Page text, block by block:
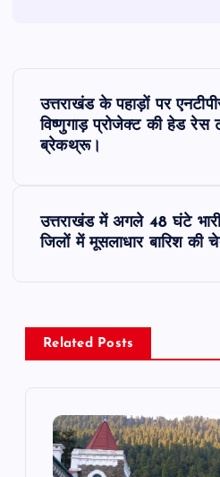
v
उत्तराखंड के पहाड़ों पर
विष्णुगाड़ प्रोजेक्ट की हेड
ब्रेकथ्रू।
उत्तराखंड में अगले 48 घंटे
जिलों में मूसलाधार बारिश की
Related Posts